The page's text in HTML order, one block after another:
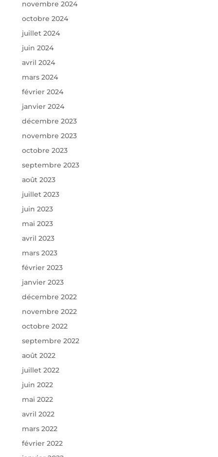
novembre 2024
octobre 2024
juillet 2024
juin 2024
avril 2024
mars 2024
février 2024
janvier 2024
décembre 2023
novembre 2023
octobre 2023
septembre 2023
août 2023
juillet 2023
juin 2023
mai 2023
avril 2023
mars 2023
février 2023
janvier 2023
décembre 2022
novembre 2022
octobre 2022
septembre 2022
août 2022
juillet 2022
juin 2022
mai 2022
avril 2022
mars 2022
février 2022